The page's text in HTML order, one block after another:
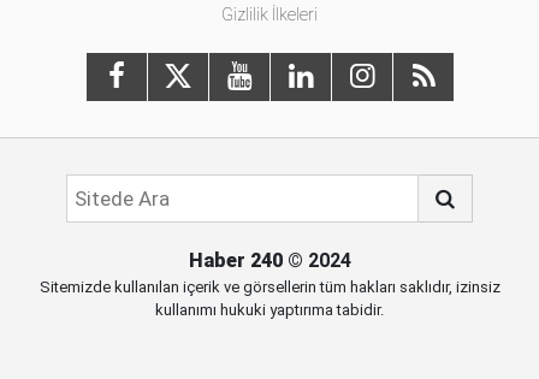
Gizlilik İlkeleri
Haber 240© 2024
Sitemizde kullanılan içerik ve görsellerin tüm hakları saklıdır, izinsiz
kullanımı hukuki yaptırıma tabidir.